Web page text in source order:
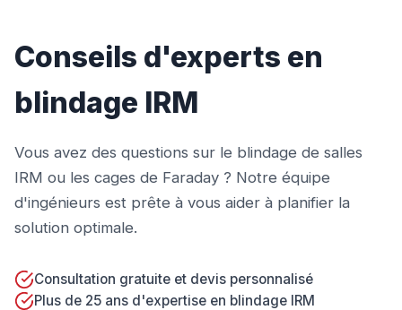
Conseils d'experts en
blindage IRM
Vous avez des questions sur le blindage de salles
IRM ou les cages de Faraday ? Notre équipe
d'ingénieurs est prête à vous aider à planifier la
solution optimale.
Consultation gratuite et devis personnalisé
Plus de 25 ans d'expertise en blindage IRM